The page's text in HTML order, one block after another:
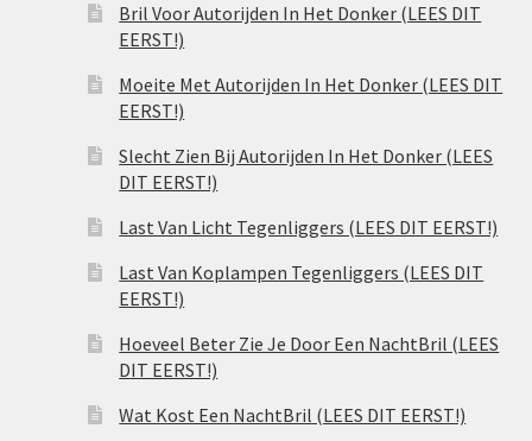
Bril Voor Autorijden In Het Donker (LEES DIT
EERST!)
Moeite Met Autorijden In Het Donker (LEES DIT
EERST!)
Slecht Zien Bij Autorijden In Het Donker (LEES
DIT EERST!)
Last Van Licht Tegenliggers (LEES DIT EERST!)
Last Van Koplampen Tegenliggers (LEES DIT
EERST!)
Hoeveel Beter Zie Je Door Een NachtBril (LEES
DIT EERST!)
Wat Kost Een NachtBril (LEES DIT EERST!)